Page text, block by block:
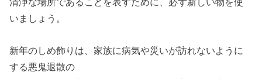
いましょう。
新年のしめ飾りは、家族に病気や災いが訪れないように
する悪鬼退散の